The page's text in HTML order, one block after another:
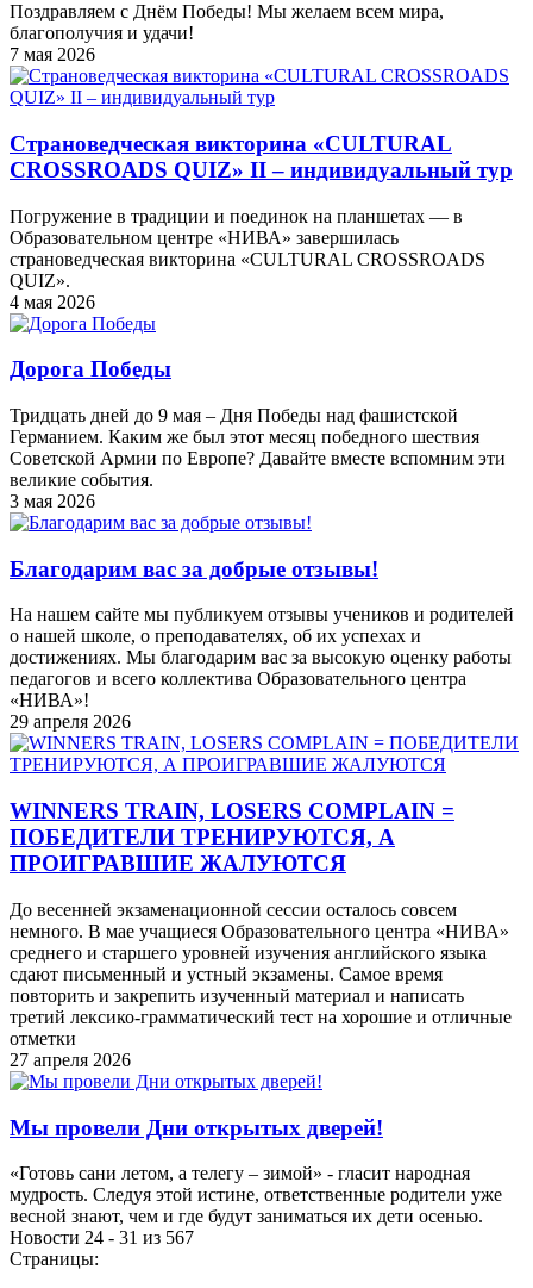
Поздравляем с Днём Победы! Мы желаем всем мира,
благополучия и удачи!
7 мая 2026
Страноведческая викторина «CULTURAL
CROSSROADS QUIZ» II – индивидуальный тур
Погружение в традиции и поединок на планшетах — в
Образовательном центре «НИВА» завершилась
страноведческая викторина «CULTURAL CROSSROADS
QUIZ».
4 мая 2026
Дорога Победы
Тридцать дней до 9 мая – Дня Победы над фашистской
Германием. Каким же был этот месяц победного шествия
Советской Армии по Европе? Давайте вместе вспомним эти
великие события.
3 мая 2026
Благодарим вас за добрые отзывы!
На нашем сайте мы публикуем отзывы учеников и родителей
о нашей школе, о преподавателях, об их успехах и
достижениях. Мы благодарим вас за высокую оценку работы
педагогов и всего коллектива Образовательного центра
«НИВА»!
29 апреля 2026
WINNERS TRAIN, LOSERS COMPLAIN =
ПОБЕДИТЕЛИ ТРЕНИРУЮТСЯ, А
ПРОИГРАВШИЕ ЖАЛУЮТСЯ
До весенней экзаменационной сессии осталось совсем
немного. В мае учащиеся Образовательного центра «НИВА»
среднего и старшего уровней изучения английского языка
сдают письменный и устный экзамены. Самое время
повторить и закрепить изученный материал и написать
третий лексико-грамматический тест на хорошие и отличные
отметки
27 апреля 2026
Мы провели Дни открытых дверей!
«Готовь сани летом, а телегу – зимой» - гласит народная
мудрость. Следуя этой истине, ответственные родители уже
весной знают, чем и где будут заниматься их дети осенью.
Новости 24 - 31 из 567
Страницы: